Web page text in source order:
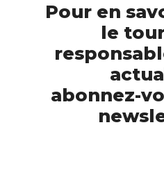
Pour en
le
abonnez-